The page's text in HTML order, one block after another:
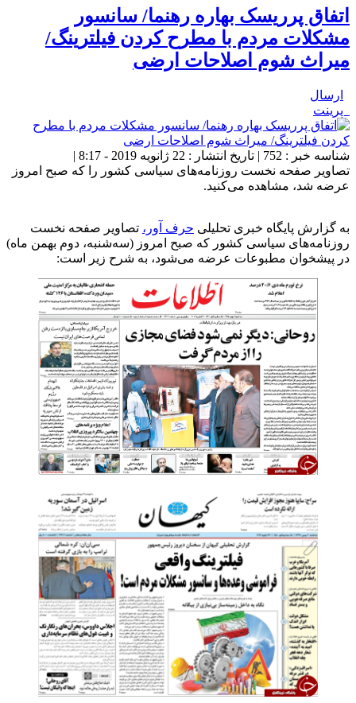
اتفاق پرریسک بهاره رهنما/ سانسور
مشکلات مردم با مطرح کردن فیلترینگ/
میراث شوم اصلاحات ارضی
ارسال
پرینت
شناسه خبر : 752 | تاریخ انتشار : 22 ژانویه 2019 - 8:17 |
تصاویر صفحه نخست روزنامه‌های سیاسی کشور را که صبح امروز
عرضه شد، مشاهده می‌کنید.
به گزارش پایگاه خبری تحلیلی حرف آور، تصاویر صفحه نخست
روزنامه‌های سیاسی کشور که صبح امروز (سه‌شنبه، دوم بهمن ماه)
در پیشخوان مطبوعات عرضه می‌شود، به شرح زیر است: